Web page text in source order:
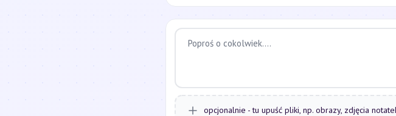
opcjonalnie - tu upuść pliki, np. obrazy, zdjęcia